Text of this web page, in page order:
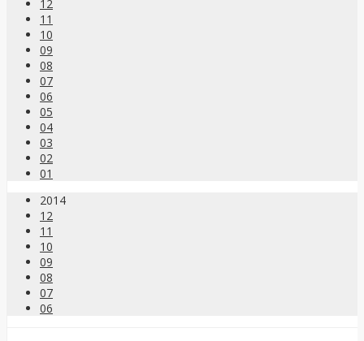
12
11
10
09
08
07
06
05
04
03
02
01
2014
12
11
10
09
08
07
06